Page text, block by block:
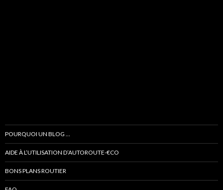
POURQUOI UN BLOG …
AIDE À L’UTILISATION D’AUTOROUTE-€CO
BONS PLANS ROUTIER